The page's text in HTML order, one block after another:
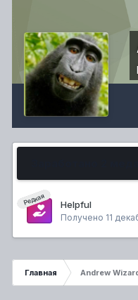
Редкая Helpful
Получено 11
Главная Andrew